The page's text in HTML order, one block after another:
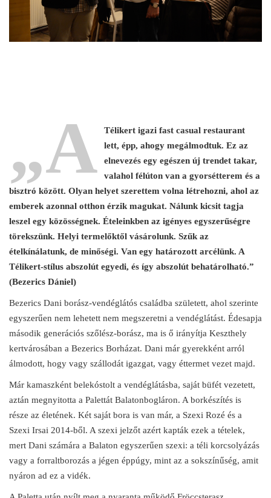
„A
Télikert igazi fast casual restaurant
lett, épp, ahogy megálmodtuk. Ez az
elnevezés egy egészen új trendet takar,
valahol félúton van a gyorsétterem és a
bisztró között. Olyan helyet szerettem volna létrehozni, ahol az
emberek azonnal otthon érzik magukat. Nálunk kicsit tagja
leszel egy közösségnek. Ételeinkben az igényes egyszerűségre
törekszünk. Helyi termelőktől vásárolunk. Szűk az
ételkínálatunk, de minőségi. Van egy határozott arcélünk. A
Télikert-stílus abszolút egyedi, és így abszolút behatárolható.”
(Bezerics Dániel)
Bezerics Dani borász-vendéglátós családba született, ahol szerinte
egyszerűen nem lehetett nem megszeretni a vendéglátást. Édesapja
második generációs szőlész-borász, ma is ő irányítja Keszthely
kertvárosában a Bezerics Borházat. Dani már gyerekként arról
álmodott, hogy vagy szállodát igazgat, vagy éttermet vezet majd.
Már kamaszként belekóstolt a vendéglátásba, saját büfét vezetett,
aztán megnyitotta a Palettát Balatonbogláron. A borkészítés is
része az életének. Két saját bora is van már, a Szexi Rozé és a
Szexi Irsai 2014-ből. A szexi jelzőt azért kapták ezek a tételek,
mert Dani számára a Balaton egyszerűen szexi: a téli korcsolyázás
vagy a forraltborozás a jégen éppúgy, mint az a sokszínűség, amit
nyáron ad ez a vidék.